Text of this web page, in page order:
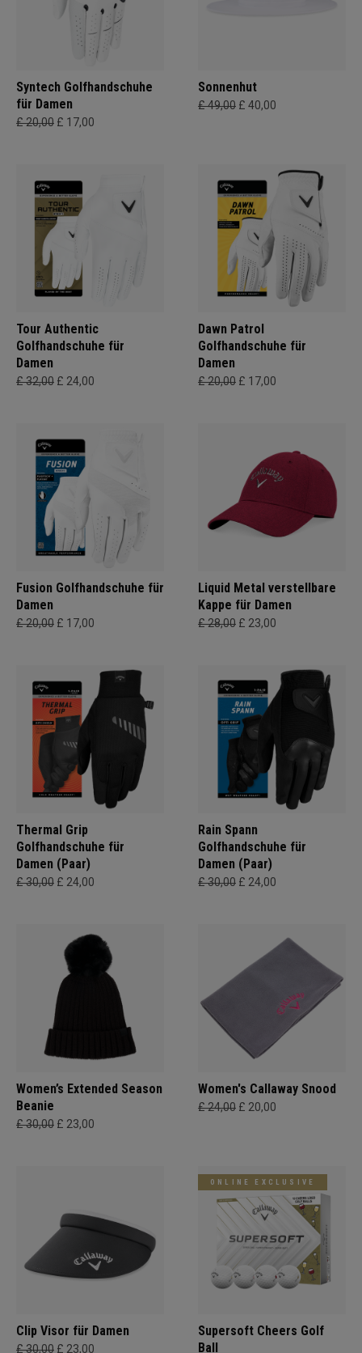
Syntech Golfhandschuhe
für Damen
£ 20,00 £ 17,00
Sonnenhut
£ 49,00 £ 40,00
Tour Authentic
Golfhandschuhe für
Damen
£ 32,00 £ 24,00
Dawn Patrol
Golfhandschuhe für
Damen
£ 20,00 £ 17,00
Fusion Golfhandschuhe für
Damen
£ 20,00 £ 17,00
Liquid Metal verstellbare
Kappe für Damen
£ 28,00 £ 23,00
Thermal Grip
Golfhandschuhe für
Damen (Paar)
£ 30,00 £ 24,00
Rain Spann
Golfhandschuhe für
Damen (Paar)
£ 30,00 £ 24,00
Women’s Extended Season
Beanie
£ 30,00 £ 23,00
Women's Callaway Snood
£ 24,00 £ 20,00
Clip Visor für Damen
£ 30,00 £ 23,00
ONLINE EXCLUSIVE
Supersoft Cheers Golf
Ball